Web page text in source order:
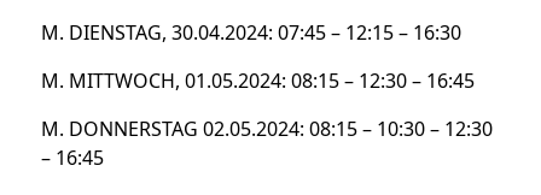
M. DIENSTAG, 30.04.2024: 07:45 – 12:15 – 16:30
M. MITTWOCH, 01.05.2024: 08:15 – 12:30 – 16:45
M. DONNERSTAG 02.05.2024: 08:15 – 10:30 – 12:30
– 16:45